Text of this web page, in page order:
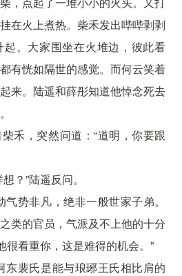
在火上煮热。柴禾发出哔哔剥剥
。大家围坐在火堆边，彼此看
有恍如隔世的感觉。而何云笑着
来。陆遥和薛彤知道他悼念死去
禾，突然问道：“道明，你要跟
？”陆遥反问。
气势非凡，绝非一般世家子弟。
类的官员，气派及不上他的十分
很看重你，这是难得的机会。”
东裴氏是能与琅琊王氏相比肩的